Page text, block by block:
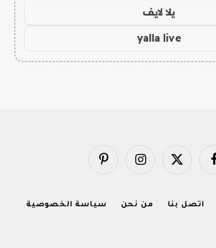
يلا لايف
yalla live
فيسبوك X
الانستغرامبينتيريست
اتصل بنا من نحن سياسة الخصوصية